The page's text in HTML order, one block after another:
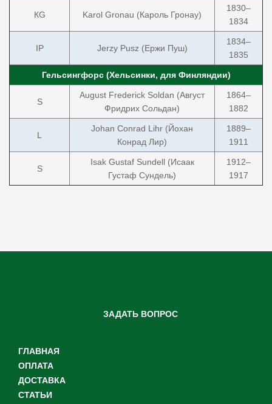
КG Karol Gronau (Кароль Гронау)
1830–
1834
IP Jerzy Pusz (Ержи Пуш)
1834–
1835
Гельсингфорс (Хельсинки, для Финляндии)
S
August Frederick Soldan (Август
Фридрих Сольдан)
1864–
1882
L
Johan Conrad Lihr (Йохан
Конрад Лир)
1889–
1911
S
Isak Gustaf Sundell (Исаак
Густаф Сундель)
1912–
1917
ЗАДАТЬ ВОПРОС
ГЛАВНАЯ
ОПЛАТА
ДОСТАВКА
СТАТЬИ